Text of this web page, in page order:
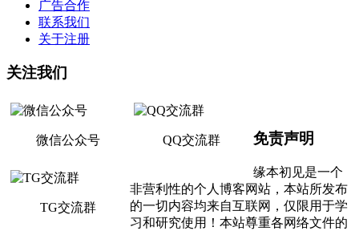
广告合作
联系我们
关于注册
关注我们
微信公众号 QQ交流群
TG交流群
免责声明
缘本初见是一个
非营利性的个人博客网站，本站所发布
的一切内容均来自互联网，仅限用于学
习和研究使用！本站尊重各网络文件的